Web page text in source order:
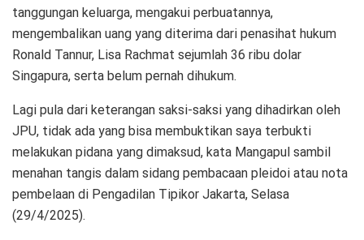
tanggungan keluarga, mengakui perbuatannya,
mengembalikan uang yang diterima dari penasihat hukum
Ronald Tannur, Lisa Rachmat sejumlah 36 ribu dolar
Singapura, serta belum pernah dihukum.
Lagi pula dari keterangan saksi-saksi yang dihadirkan oleh
JPU, tidak ada yang bisa membuktikan saya terbukti
melakukan pidana yang dimaksud, kata Mangapul sambil
menahan tangis dalam sidang pembacaan pleidoi atau nota
pembelaan di Pengadilan Tipikor Jakarta, Selasa
(29/4/2025).